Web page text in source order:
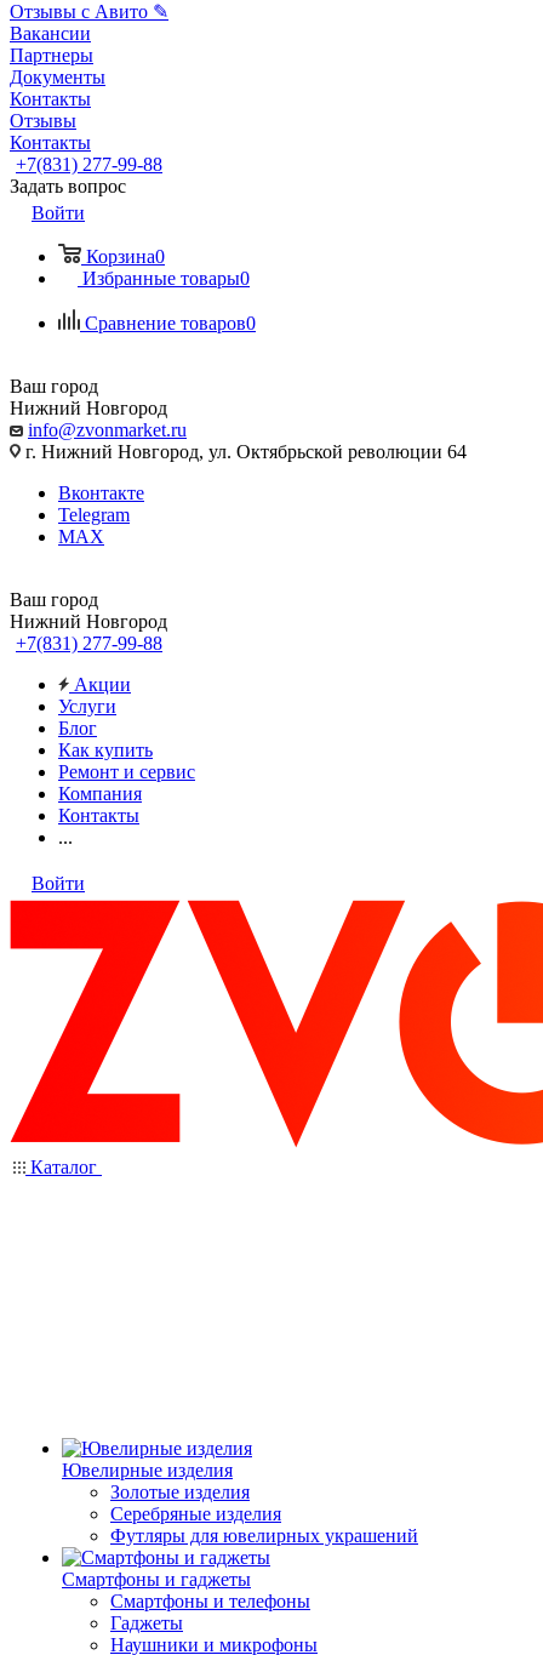
Отзывы с Авито ✎
Вакансии
Партнеры
Документы
Контакты
Отзывы
Контакты
+7(831) 277-99-88
Задать вопрос
Войти
Корзина0
Избранные товары0
Сравнение товаров0
Ваш город
Нижний Новгород
info@zvonmarket.ru
г. Нижний Новгород, ул. Октябрьской революции 64
Вконтакте
Telegram
MAX
Ваш город
Нижний Новгород
+7(831) 277-99-88
Акции
Услуги
Блог
Как купить
Ремонт и сервис
Компания
Контакты
...
Войти
Каталог
Ювелирные изделия
Золотые изделия
Серебряные изделия
Футляры для ювелирных украшений
Смартфоны и гаджеты
Смартфоны и телефоны
Гаджеты
Наушники и микрофоны